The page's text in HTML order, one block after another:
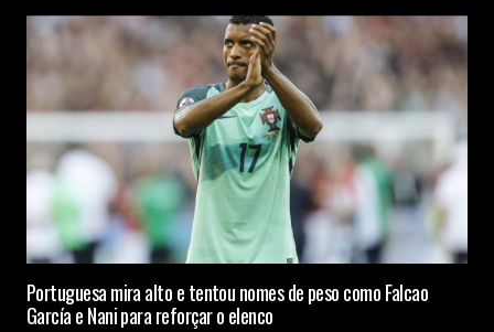
Portuguesa mira alto e tentou nomes de peso como Falcao
García e Nani para reforçar o elenco